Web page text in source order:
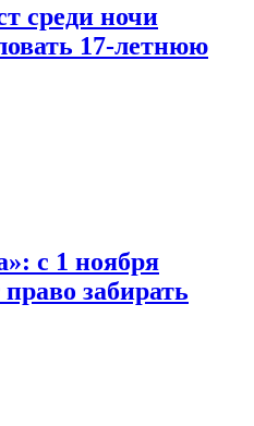
среди ночи
17-летнюю
с 1 ноября
забирать